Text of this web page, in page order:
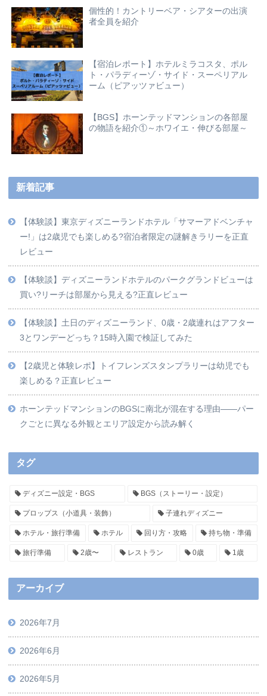
個性的！カントリーベア・シアターの出演
者全員を紹介
【宿泊レポート】ホテルミラコスタ、ポル
ト・パラディーゾ・サイド・スーペリアル
ーム（ピアッツァビュー）
【BGS】ホーンテッドマンションの各部屋
の物語を紹介①～ホワイエ・伸びる部屋～
新着記事
【体験談】東京ディズニーランドホテル「サマーアドベンチャ
ー!」は2歳児でも楽しめる?宿泊者限定の謎解きラリーを正直
レビュー
【体験談】ディズニーランドホテルのパークグランドビューは
買い?リーチは部屋から見える?正直レビュー
【体験談】土日のディズニーランド、0歳・2歳連れはアフター
3とワンデーどっち？15時入園で検証してみた
【2歳児と体験レポ】トイフレンズスタンプラリーは幼児でも
楽しめる？正直レビュー
ホーンテッドマンションのBGSに南北が混在する理由——パー
クごとに異なる外観とエリア設定から読み解く
タグ
ディズニー設定・BGS BGS（ストーリー・設定）
プロップス（小道具・装飾） 子連れディズニー
ホテル・旅行準備 ホテル 回り方・攻略 持ち物・準備
旅行準備 2歳〜 レストラン 0歳 1歳
アーカイブ
2026年7月
2026年6月
2026年5月